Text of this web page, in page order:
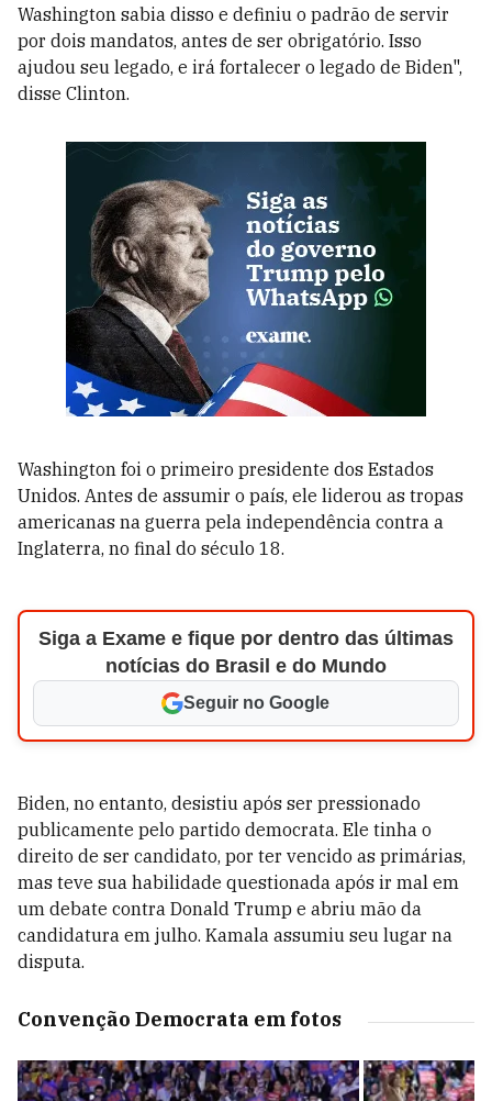
Washington sabia disso e definiu o padrão de servir
por dois mandatos, antes de ser obrigatório. Isso
ajudou seu legado, e irá fortalecer o legado de Biden",
disse Clinton.
Washington foi o primeiro presidente dos Estados
Unidos. Antes de assumir o país, ele liderou as tropas
americanas na guerra pela independência contra a
Inglaterra, no final do século 18.
Siga a Exame e fique por dentro das últimas
notícias do Brasil e do Mundo
Seguir no Google
Biden, no entanto, desistiu após ser pressionado
publicamente pelo partido democrata. Ele tinha o
direito de ser candidato, por ter vencido as primárias,
mas teve sua habilidade questionada após ir mal em
um debate contra Donald Trump e abriu mão da
candidatura em julho. Kamala assumiu seu lugar na
disputa.
Convenção Democrata em fotos